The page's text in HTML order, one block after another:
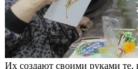
Их создают своими руками те,